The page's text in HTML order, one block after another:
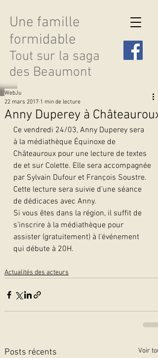
Une famille
formidable
Tout sur la saga
des Beaumont
Découvrir les saisons
Anny Duperey à Châteauroux
WebJu
22 mars 2017 1 min de lecture
Ce vendredi 24/03, Anny Duperey sera
à la médiathèque Équinoxe de
Châteauroux pour une lecture de textes
de et sur Colette. Elle sera accompagnée
par Sylvain Dufour et François Soustre.
Cette lecture sera suivie d’une séance
de dédicaces avec Anny.
Si vous êtes dans la région, il suffit de
s’inscrire à la médiathèque pour
assister (gratuitement) à l’événement
qui débute à 20H.
Actualités des acteurs
Posts récents Voir tout